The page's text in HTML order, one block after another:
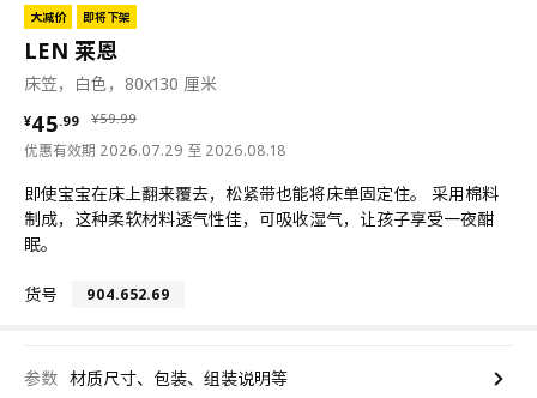
大减价 即将下架
LEN 莱恩
床笠，白色，80x130 厘米
¥59.99
¥ 59.99
¥45.99
¥ 45.99
优惠有效期 2026.07.29 至 2026.08.18
即使宝宝在床上翻来覆去，松紧带也能将床单固定住。 采用棉料
制成，这种柔软材料透气性佳，可吸收湿气，让孩子享受一夜酣
眠。
货号 904.652.69
参数 材质尺寸、包装、组装说明等